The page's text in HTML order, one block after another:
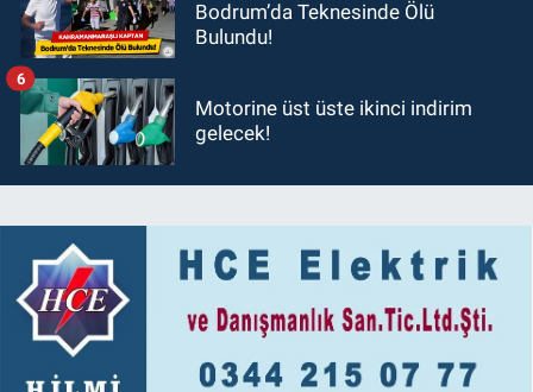
Bodrum’da Teknesinde Ölü
Bulundu!
Motorine üst üste ikinci indirim
gelecek!
6